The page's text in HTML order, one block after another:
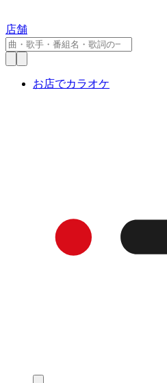
店舗
お店でカラオケ